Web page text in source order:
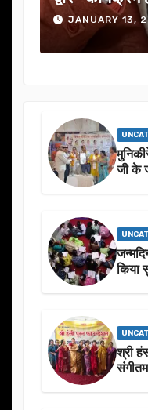
JANUARY
जी के
किया
श्री